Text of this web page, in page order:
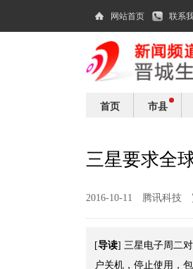
网站首页 联系
首页 市县
三星要求全
2016-10-11 腾讯科技
[导读] 三星电子周二
户关机，停止使用，